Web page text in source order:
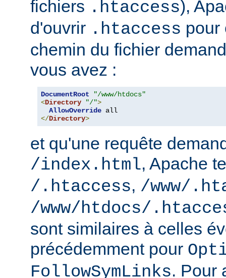
fichiers .htaccess),
d'ouvrir .htaccess pour
chemin du fichier
vous avez :
DocumentRoot
"/www/htdocs"
<Directory "/">
AllowOverride
</Directory>
et qu'une requête
/index.html, Apache
/.htaccess, /www/
/www/htdocs/
sont similaires à celles
précédemment pour
FollowSymLinks. Pour